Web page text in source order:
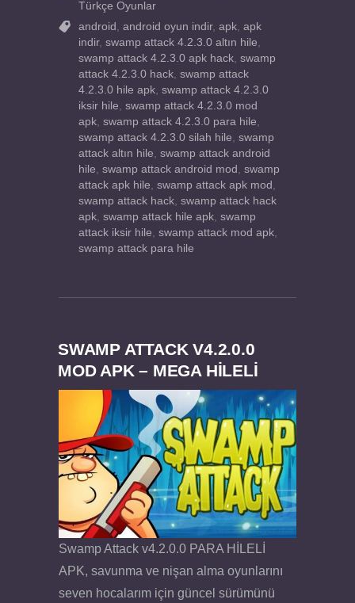
Türkçe Oyunlar
android , android oyun indir, apk, apk
indir, swamp attack 4.2.3.0 altın hile,
swamp attack 4.2.3.0 apk hack, swamp
attack 4.2.3.0 hack, swamp attack
4.2.3.0 hile apk, swamp attack 4.2.3.0
iksir hile, swamp attack 4.2.3.0 mod
apk, swamp attack 4.2.3.0 para hile,
swamp attack 4.2.3.0 silah hile, swamp
attack altın hile, swamp attack android
hile, swamp attack android mod , swamp
attack apk hile, swamp attack apk mod ,
swamp attack hack, swamp attack hack
apk, swamp attack hile apk, swamp
attack iksir hile, swamp attack mod apk,
swamp attack para hile
SWAMP ATTACK V4.2.0.0
MOD APK – MEGA HİLELİ
Swamp Attack v4.2.0.0 PARA HİLELİ
APK, savunma ve nişan alma oyunlarını
seven hocalarım için güncel sürümünü